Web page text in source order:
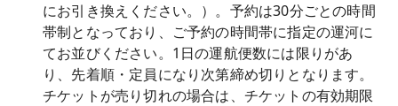
にお引き換えください。）。予約は30分ごとの時間
帯制となっており、ご予約の時間帯に指定の運河に
てお並びください。1日の運航便数には限りがあ
り、先着順・定員になり次第締め切りとなります。
チケットが売り切れの場合は、チケットの有効期限